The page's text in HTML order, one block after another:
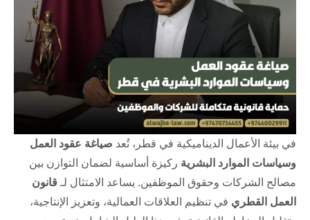
في بيئة الأعمال الديناميكية في قطر، تُعد صياغة عقود العمل
وسياسات الموارد البشرية ركيزة أساسية لضمان التوازن بين
مصالح الشركات وحقوق الموظفين. يساعد الامتثال لـ قانون
العمل القطري في تنظيم العلاقات العمالية، وتعزيز الإنتاجية،